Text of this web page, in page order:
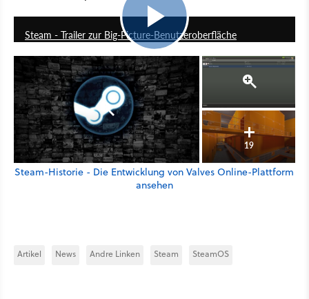
Steam - Trailer zur Big-Picture-Benutzeroberfläche
19
Steam-Historie - Die Entwicklung von Valves Online-Plattform
ansehen
Artikel News Andre Linken Steam SteamOS